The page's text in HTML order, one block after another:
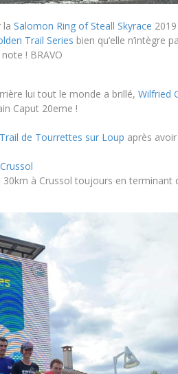
la Salomon Ring of Steall Skyrace 2019
Trail Series bien qu’elle n’intègre
! BRAVO
lui tout le monde a brillé, Wilfried
Caput 20eme !
Trail de Tourrettes sur Loup après
30km à Crussol toujours en terminant